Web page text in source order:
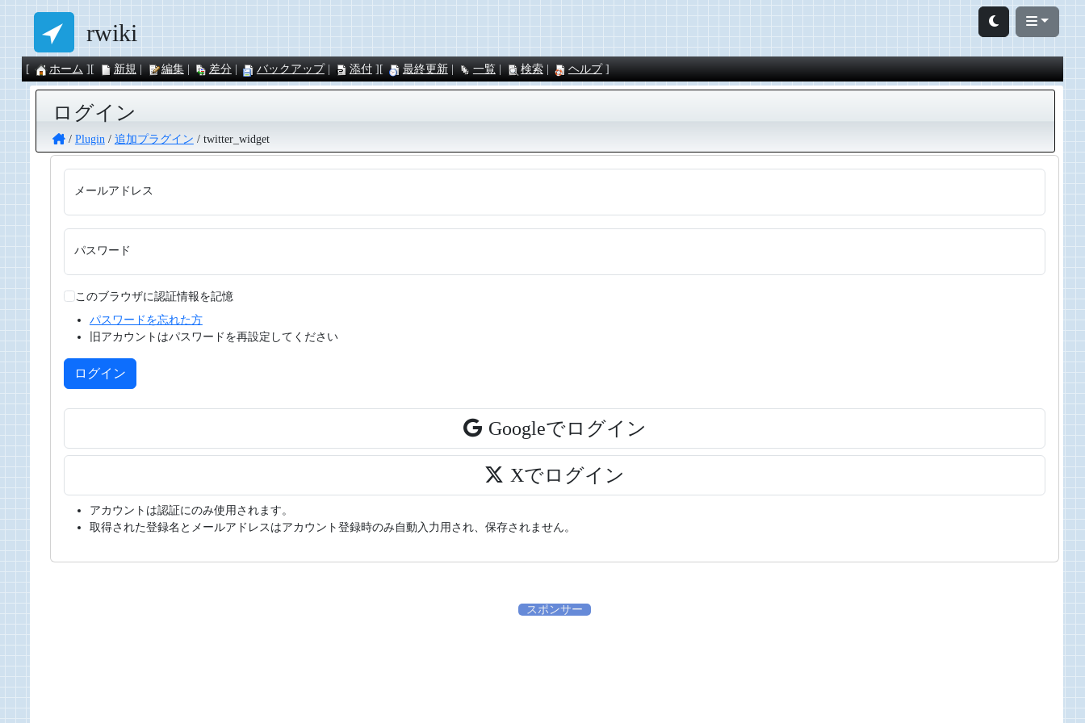
rwiki
ホーム 新規 編集 差分 バックアップ 添付 最終更新 一覧 検索 ヘルプ
ログイン
Plugin 追加プラグイン twitter_widget
メールアドレス
パスワード
このブラウザに認証情報を記憶
パスワードを忘れた方
旧アカウントはパスワードを再設定してください
ログイン
Googleでログイン
Xでログイン
アカウントは認証にのみ使用されます。
取得された登録名とメールアドレスはアカウント登録時のみ自動入力用され、保存されません。
スポンサー